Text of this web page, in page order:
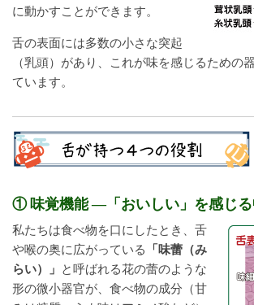
に動かすことができます。
舌の表面には多数の小さな突起
（乳頭）があり、これが味を感じるための
ています。
① 味覚機能 ―「おいしい」を感じる
私たちは食べ物を口にしたとき、舌
や喉の奥に広がっている 「味蕾（み
らい）」 と呼ばれる花の蕾のような
形の微小器官が、食べ物の成分（甘